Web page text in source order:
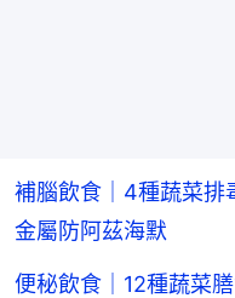
補腦飲食｜4種蔬菜
金屬防阿茲海默
便秘飲食｜12種蔬菜